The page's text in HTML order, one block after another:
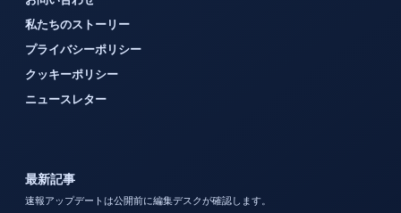
私たちのストーリー
プライバシーポリシー
クッキーポリシー
ニュースレター
最新記事
速報アップデートは公開前に編集デスクが確認します。